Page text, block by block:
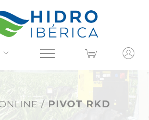
/ PIVOT RKD
PROCURA?